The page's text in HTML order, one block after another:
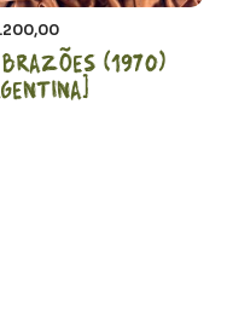
(1970)